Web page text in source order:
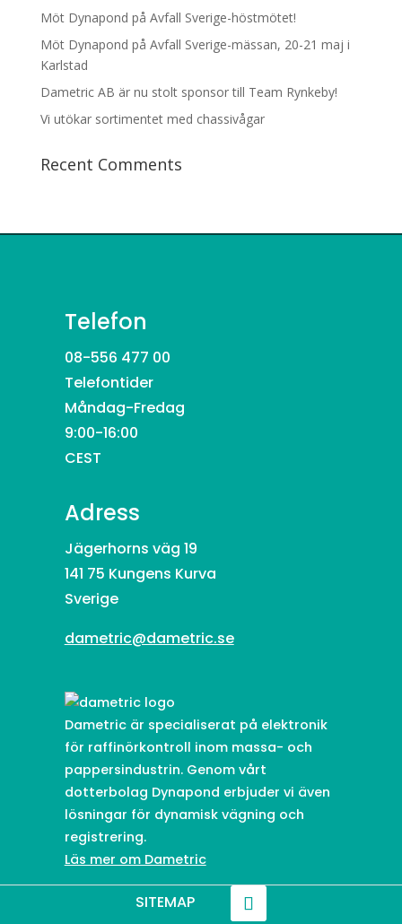
Möt Dynapond på Avfall Sverige-höstmötet!
Möt Dynapond på Avfall Sverige-mässan, 20-21 maj i
Karlstad
Dametric AB är nu stolt sponsor till Team Rynkeby!
Vi utökar sortimentet med chassivågar
Recent Comments
Telefon
08-556 477 00
Telefontider
Måndag-Fredag
9:00-16:00
CEST
Adress
Jägerhorns väg 19
141 75 Kungens Kurva
Sverige
dametric@dametric.se
Dametric är specialiserat på elektronik
för raffinörkontroll inom massa- och
pappersindustrin. Genom vårt
dotterbolag Dynapond erbjuder vi även
lösningar för dynamisk vägning och
registrering.
Läs mer om Dametric
SITEMAP